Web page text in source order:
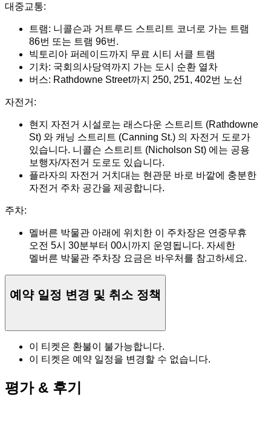
대중교통:
트램: 니콜슨과 거트루드 스트리트 코너로 가는 트램
86번 또는 트램 96번.
빅토리아 퍼레이드까지 무료 시티 서클 트램
기차: 국회의사당역까지 가는 도시 순환 열차
버스: Rathdowne Street까지 250, 251, 402번 노선
자전거:
현지 자전거 시설로는 래스다운 스트리트 (Rathdowne
St) 와 캐닝 스트리트 (Canning St.) 의 자전거 도로가
있습니다. 니콜슨 스트리트 (Nicholson St) 에는 공용
보행자/자전거 도로도 있습니다.
플라자의 자전거 거치대는 현관문 바로 바깥에 충분한
자전거 주차 공간을 제공합니다.
주차:
멜버른 박물관 아래에 위치한 이 주차장은 연중무휴
오전 5시 30분부터 00시까지 운영됩니다. 자세한
멜버른 박물관 주차장 요금은 바우처를 참고하세요.
예약 일정 변경 및 취소 정책
이 티켓은 환불이 불가능합니다.
이 티켓은 예약 일정을 변경할 수 없습니다.
평가 & 후기